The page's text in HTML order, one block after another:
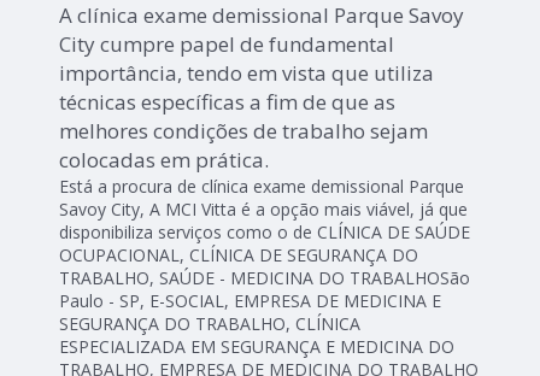
A clínica exame demissional Parque Savoy
City cumpre papel de fundamental
importância, tendo em vista que utiliza
técnicas específicas a fim de que as
melhores condições de trabalho sejam
colocadas em prática.
Está a procura de clínica exame demissional Parque
Savoy City, A MCI Vitta é a opção mais viável, já que
disponibiliza serviços como o de CLÍNICA DE SAÚDE
OCUPACIONAL, CLÍNICA DE SEGURANÇA DO
TRABALHO, SAÚDE - MEDICINA DO TRABALHOSão
Paulo - SP, E-SOCIAL, EMPRESA DE MEDICINA E
SEGURANÇA DO TRABALHO, CLÍNICA
ESPECIALIZADA EM SEGURANÇA E MEDICINA DO
TRABALHO, EMPRESA DE MEDICINA DO TRABALHO